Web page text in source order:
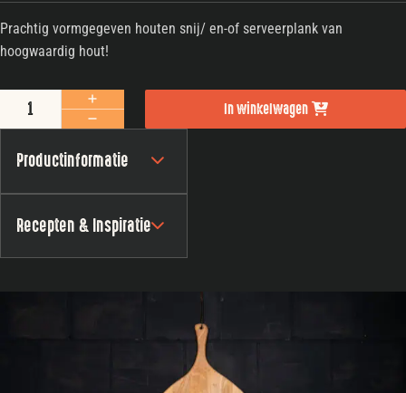
Prachtig vormgegeven houten snij/ en-of serveerplank van
hoogwaardig hout!
Snijplank extra large aantal In winkelwagen
Productinformatie
Recepten & Inspiratie